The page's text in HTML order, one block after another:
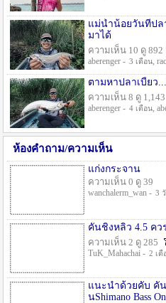
แม่น้ำน้อยวันที่ปล
มาได้
ความเห็น 10 ดู 892
aberenger - 3 เดือน,
ตามหาปลาเบี้ยว
ความเห็น 8 ดู 1,143
aberenger - 4 เดือน,
ห้องคำถาม/ความเห็น
แก่งกระจาน
ความเห็น 0 ดู 39
wanchalerm_wan - 3
คันชิงหลิว 4.5 คว
ความเห็น 2 ดู 285
TuK_Mahachai - 2 เดื
แนะนำด้วยคับ คัน
นShimano Bass